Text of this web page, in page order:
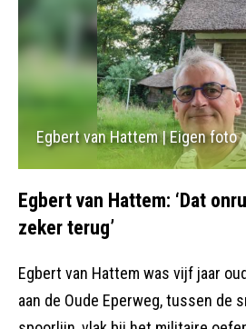
Egbert van Hattem | Eigen foto
Egbert van Hattem: ‘Dat
zeker terug’
Egbert van Hattem was vijf jaar
aan de Oude Eperweg, tussen de